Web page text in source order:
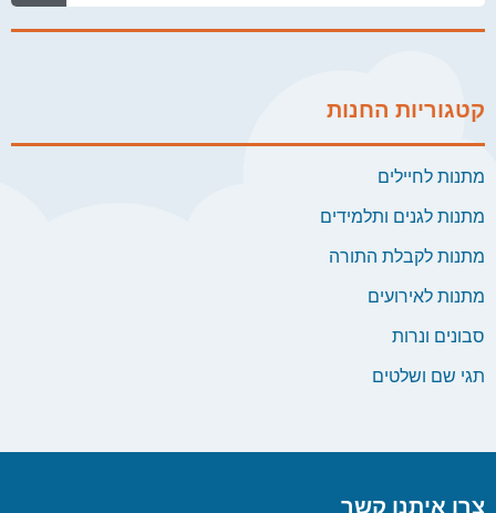
קטגוריות החנות
מתנות לחיילים
מתנות לגנים ותלמידים
מתנות לקבלת התורה
מתנות לאירועים
סבונים ונרות
תגי שם ושלטים
צרו איתנו קשר